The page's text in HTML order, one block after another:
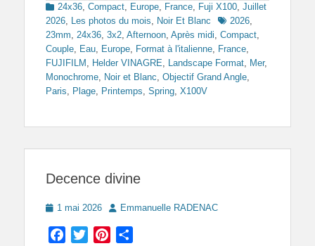
Categories
24x36, Compact, Europe, France, Fuji X100, Juillet
2026, Les photos du mois, Noir Et Blanc Tags2026,
23mm, 24x36, 3x2, Afternoon, Après midi, Compact,
Couple, Eau, Europe, Format à l'italienne, France,
FUJIFILM , Helder VINAGRE, Landscape Format, Mer,
Monochrome, Noir et Blanc, Objectif Grand Angle,
Paris, Plage, Printemps, Spring, X100V
Decence divine
Posted
1 mai 2026 AuthorEmmanuelle RADENAC
Facebook
TwitterPinterest